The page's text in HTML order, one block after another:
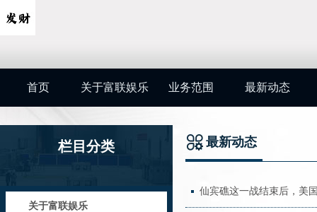
首页 关于富联娱乐 业务范围 最新动态
栏目分类
关于富联娱乐
最新动态
仙宾礁这一战结束后，美